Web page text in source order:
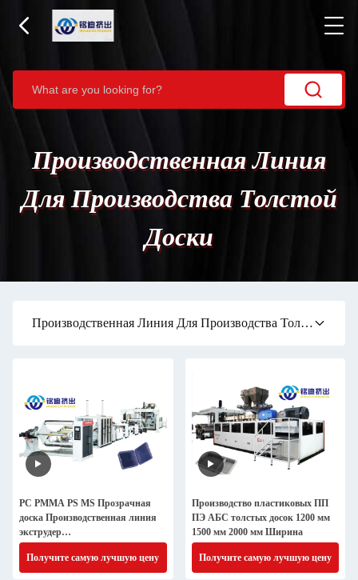
Производственная Линия
Для Производства Толстой
Доски
Производственная Линия Для Производства Толстой Доски
PC PMMA PS MS Прозрачная
доска Производственная линия
экструдер
Компьютеризированный
настраиваемый
Получите самую лучшую цену
Производство пластиковых ПП
ПЭ АБС толстых досок 1200 мм
1500 мм 2000 мм Ширина
Получите самую лучшую цену